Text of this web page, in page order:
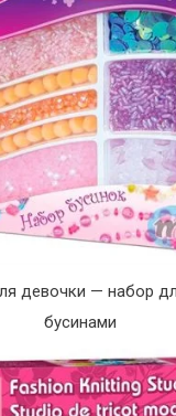
девочки — набор
бусинами